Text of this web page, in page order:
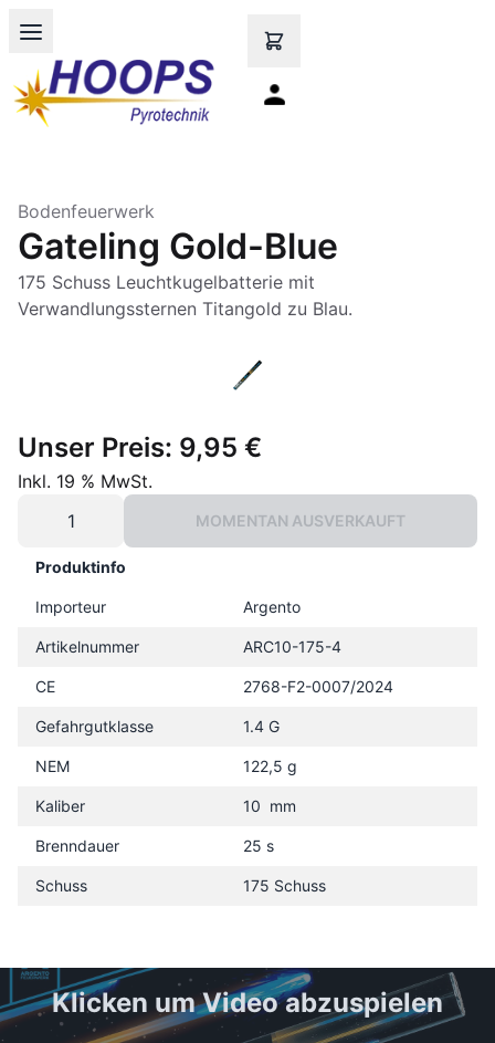
Open main menu
Bodenfeuerwerk
Gateling Gold-Blue
175 Schuss Leuchtkugelbatterie mit
Verwandlungssternen Titangold zu Blau.
Unser Preis: 9,95 €
Inkl. 19 % MwSt.
MOMENTAN AUSVERKAUFT
Produktinfo
Importeur Argento
Artikelnummer ARC10-175-4
CE 2768-F2-0007/2024
Gefahrgutklasse 1.4 G
NEM 122,5 g
Kaliber 10 mm
Brenndauer 25 s
Schuss 175 Schuss
Klicken um Video abzuspielen